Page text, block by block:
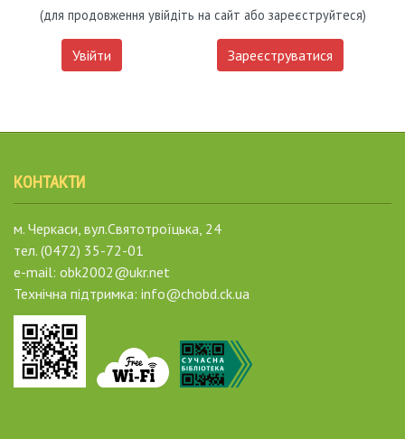
(для продовження увійдіть на сайт або зареєструйтеся)
Увійти Зареєструватися
КОНТАКТИ
м. Черкаси, вул.Святотроїцька, 24
тел. (0472) 35-72-01
e-mail: obk2002@ukr.net
Технічна підтримка: info@chobd.ck.ua